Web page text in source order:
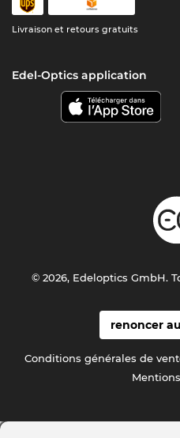
Livraison et retours gratuits
Edel-Optics application
renoncer
Conditions générales de
© 2026, Edeloptics GmbH.